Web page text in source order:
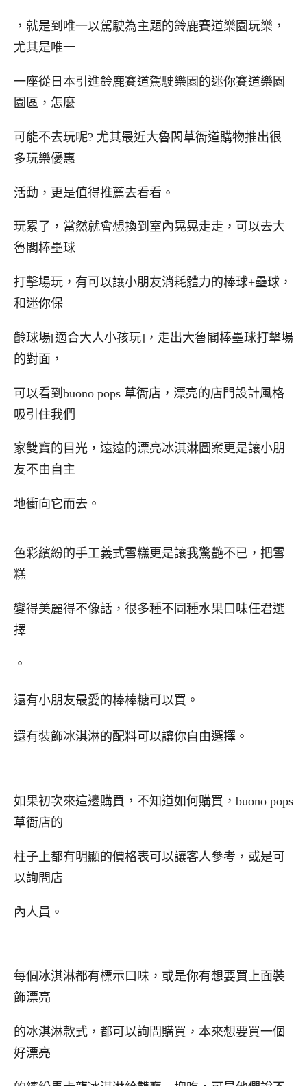
，就是到唯一以駕駛為主題的鈴鹿賽道樂園玩樂，
尤其是唯一
一座從日本引進鈴鹿賽道駕駛樂園的迷你賽道樂園
園區，怎麼
可能不去玩呢? 尤其最近大魯閣草衙道購物推出很
多玩樂優惠
活動，更是值得推薦去看看。
玩累了，當然就會想換到室內晃晃走走，可以去大
魯閣棒壘球
打擊場玩，有可以讓小朋友消耗體力的棒球+壘球，
和迷你保
齡球場[適合大人小孩玩]，走出大魯閣棒壘球打擊場
的對面，
可以看到buono pops 草衙店，漂亮的店門設計風格
吸引住我們
家雙寶的目光，遠遠的漂亮冰淇淋圖案更是讓小朋
友不由自主
地衝向它而去。
色彩繽紛的手工義式雪糕更是讓我驚艷不已，把雪
糕
變得美麗得不像話，很多種不同種水果口味任君選
擇
。
還有小朋友最愛的棒棒糖可以買。
還有裝飾冰淇淋的配料可以讓你自由選擇。
如果初次來這邊購買，不知道如何購買，buono pops
草衙店的
柱子上都有明顯的價格表可以讓客人參考，或是可
以詢問店
內人員。
每個冰淇淋都有標示口味，或是你有想要買上面裝
飾漂亮
的冰淇淋款式，都可以詢問購買，本來想要買一個
好漂亮